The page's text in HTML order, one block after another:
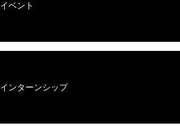
イベント
インターンシップ